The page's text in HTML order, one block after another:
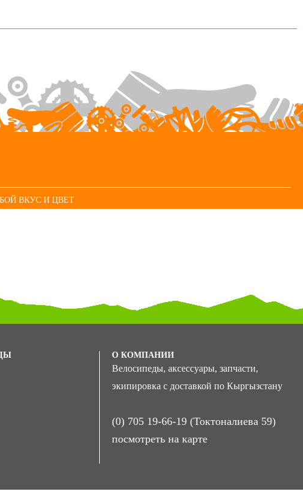
ВКУС И ЦВЕТ
О КОМПАНИИ
Велосипеды, аксессуары, запчасти,
экипировка с доставкой по Кыргызстану
(0) 705 19-66-19 (Токтоналиева 59)
посмотреть на карте